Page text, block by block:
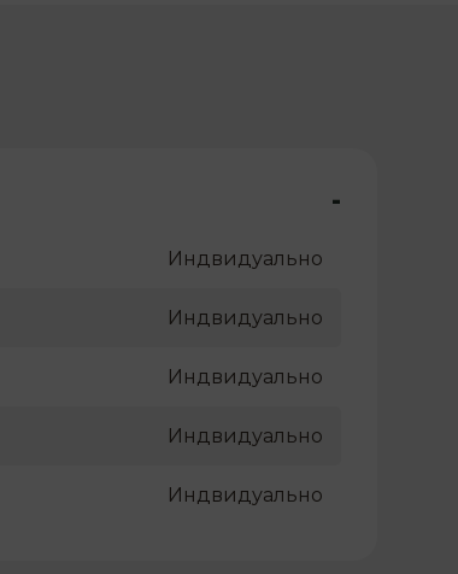
-
Индвидуально
Индвидуально
Индвидуально
Индвидуально
Индвидуально